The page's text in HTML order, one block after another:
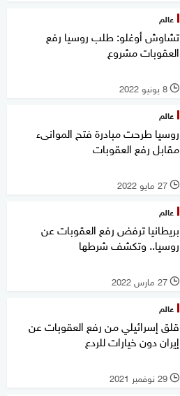
عالم
تشاوش أوغلو: طلب روسيا رفع
العقوبات مشروع
l 8 يونيو 2022
عالم
روسيا طرحت مبادرة فتح الموانىء
مقابل رفع العقوبات
l 27 مايو 2022
عالم
بريطانيا ترفض رفع العقوبات عن
روسيا.. وتكشف شرطها
l 27 مارس 2022
عالم
قلق إسرائيلي من رفع العقوبات عن
إيران دون خيارات للردع
l 29 نوفمبر 2021